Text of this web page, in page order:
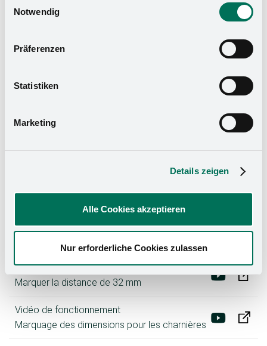
zu Sicherheits- und Überwachungszwecken zugreifen,
Rechtsmittel einlegen können. Mit Ihrer Einstellung
willigen Sie in die oben beschriebenen Vorgänge ein. Sie
widerrufen. Mehr Informationen finden Sie in unserer
Impressum.
Notwendig
Präferenzen
Statistiken
Marketing
Details zeigen
Alle Cookies akzeptieren
Nur erforderliche Cookies zulassen
Marquer les trous de la poignée
recouvrement de la façade salons
Vidéo de fonctionnement
Marquer l'angle de 90° et la mesure de
Vidéo de fonctionnement
Marquage de dimensions pour les glissières
Vidéo de fonctionnement
Marquer la distance de 32 mm
Vidéo de fonctionnement
Marquage des dimensions pour les charnières